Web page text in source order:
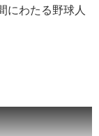
にわたる野球人